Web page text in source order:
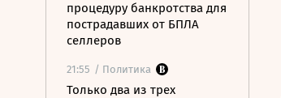
процедуру банкротства для
пострадавших от БПЛА
селлеров
21:55 / Политика
Только два из трех